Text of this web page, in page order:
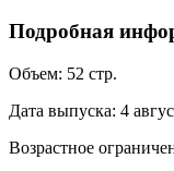
Подробная
Объем: 52 стр.
Дата выпуска: 4
Возрастное